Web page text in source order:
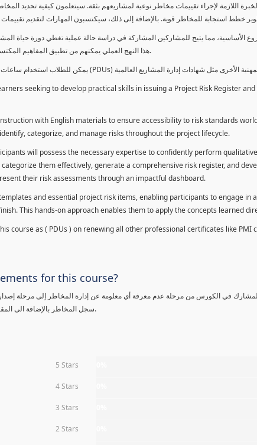
اللازمة لإجراء تقييمات مخاطر نوعية لمشاريعهم بثقة. سيتعلمون كيفية تحديد
مما يتيح للمشاركين المشاركة في دراسة حالة عملية تغطي دورة حياة
هذا النهج العملي يمكنهم من تطبيق المفاهيم المكتسبة مباشرة على مشاريعهم الخاصة.
seeking to develop practical skills in issuing a Project Risk Register
with English materials to ensure accessibility to risk standards
categorize, and manage risks throughout the project lifecycle.
will possess the necessary expertise to confidently perform
them effectively, generate a comprehensive risk register, and
their risk assessments through an impactful dashboard.
and essential project risk items, enabling participants to engage in
This hands-on approach enables them to apply the concepts learned
course as ( PDUs ) on renewing all other professional certificates like PMI
for this course?
على نقل المشارك في الكورس من مرحلة عدم معرفة أي معلومة عن إدارة المخاطر إلى مرحلة
سجل المخاطر بالإضافة الى المقدرة التامية لإدارة مخاطر المشاريع.
5 Stars
4 Stars
3 Stars
2 Stars